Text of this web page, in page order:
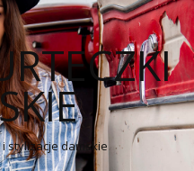
stylizacje damskie